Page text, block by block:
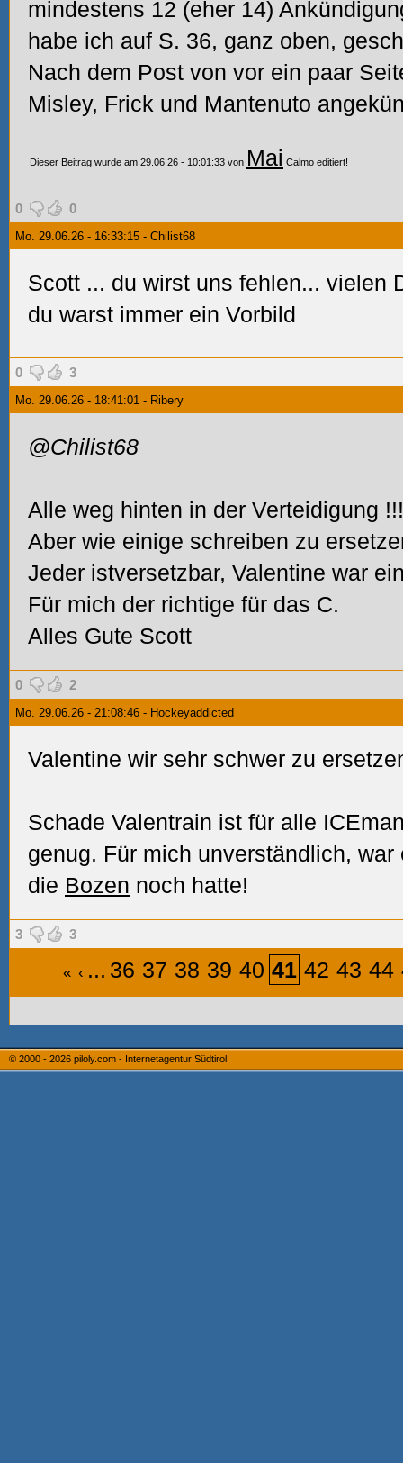
mindestens 12 (eher 14)
habe ich auf S. 36, ganz oben,
Nach dem Post von vor ein paar
Misley, Frick und Mantenuto
Dieser Beitrag wurde am 29.06.26 - 10:01:33 von Mai Calmo editiert!
0 0
Mo. 29.06.26 - 16:33:15 - Chilist68
Scott ... du wirst uns fehlen... vielen
du warst immer ein Vorbild
0 3
Mo. 29.06.26 - 18:41:01 - Ribery
@Chilist68
Alle weg hinten in der Verteidigung !!!
Aber wie einige schreiben zu
Jeder istversetzbar, Valentine war
Für mich der richtige für das C.
Alles Gute Scott
0 2
Mo. 29.06.26 - 21:08:46 - Hockeyaddicted
Valentine wir sehr schwer zu
Schade Valentrain ist für alle
genug. Für mich unverständlich,
die Bozen noch hatte!
3 3
« ‹ ... 36 37 38 39 40 41 42 43 44
© 2000 - 2026 piloly.com - Internetagentur Südtirol